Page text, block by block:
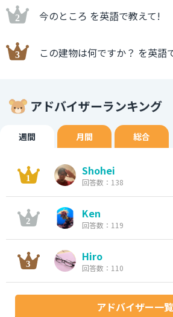
今のところ を英語で教えて!
この建物は何ですか？ を英語
アドバイザーランキング
週間 月間 総合
Shohei
回答数：138
Ken
回答数：119
Hiro
回答数：110
アドバイザー一覧